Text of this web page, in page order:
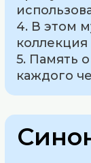
4. В этом
коллекция
5. Память
каждого